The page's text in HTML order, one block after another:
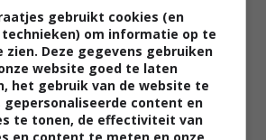
een vakantie op de
leuker.
gebruikt cookies (en
om informatie op te
zien. Deze gegevens gebruiken
website goed te laten
het gebruik van de website te
gepersonaliseerde content en
te tonen, de effectiviteit van
en content te meten en onze